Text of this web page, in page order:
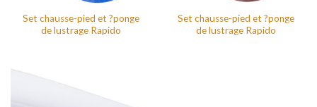
Set chausse-pied et ?ponge
de lustrage Rapido
Set chausse-pied et ?ponge
de lustrage Rapido